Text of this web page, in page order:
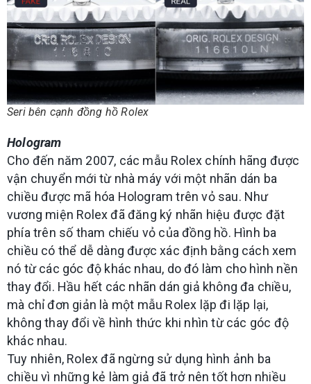
Seri bên cạnh đồng hồ Rolex
Hologram
Cho đến năm 2007, các mẫu Rolex chính hãng được
vận chuyển mới từ nhà máy với một nhãn dán ba
chiều được mã hóa Hologram trên vỏ sau. Như
vương miện Rolex đã đăng ký nhãn hiệu được đặt
phía trên số tham chiếu vỏ của đồng hồ. Hình ba
chiều có thể dễ dàng được xác định bằng cách xem
nó từ các góc độ khác nhau, do đó làm cho hình nền
thay đổi. Hầu hết các nhãn dán giả không đa chiều,
mà chỉ đơn giản là một mẫu Rolex lặp đi lặp lại,
không thay đổi về hình thức khi nhìn từ các góc độ
khác nhau.
Tuy nhiên, Rolex đã ngừng sử dụng hình ảnh ba
chiều vì những kẻ làm giả đã trở nên tốt hơn nhiều